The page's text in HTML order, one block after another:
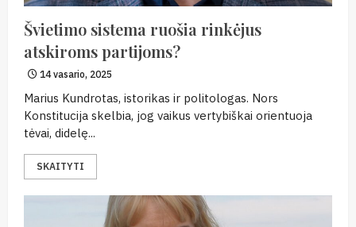
Švietimo sistema ruošia rinkėjus
atskiroms partijoms?
14 vasario, 2025
Marius Kundrotas, istorikas ir politologas. Nors
Konstitucija skelbia, jog vaikus vertybiškai orientuoja
tėvai, didelę...
SKAITYTI